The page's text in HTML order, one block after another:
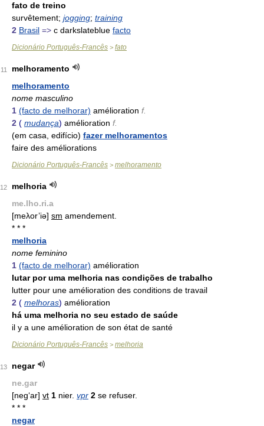
fato de treino
survêtement; jogging; training
2 Brasil => c darkslateblue facto
Dicionário Português-Francês > fato
11
melhoramento
melhoramento
nome masculino
1 (facto de melhorar) amélioration f.
2 ( mudança) amélioration f.
(em casa, edifício) fazer melhoramentos
faire des améliorations
Dicionário Português-Francês > melhoramento
12
melhoria
me.lho.ri.a
[meλor’iə] sm amendement.
* * *
melhoria
nome feminino
1 (facto de melhorar) amélioration
lutar por uma melhoria nas condições de trabalho
lutter pour une amélioration des conditions de travail
2 ( melhoras) amélioration
há uma melhoria no seu estado de saúde
il y a une amélioration de son état de santé
Dicionário Português-Francês > melhoria
13
negar
ne.gar
[neg‘ar] vt 1 nier. vpr 2 se refuser.
* * *
negar